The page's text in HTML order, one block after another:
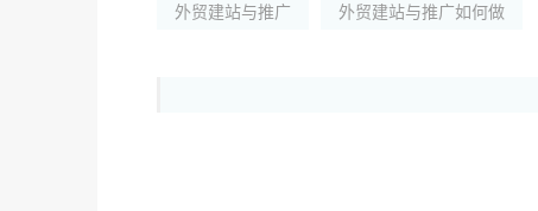
外贸建站与推广 外贸建站与推广如何做